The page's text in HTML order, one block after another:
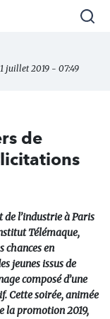
juillet 2019 - 07:49
de
de l’industrie à Paris
Télémaque,
chances en
jeunes issus de
composé d’une
Cette soirée, animée
la promotion 2019,